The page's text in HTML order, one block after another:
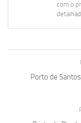
com o
Porto de